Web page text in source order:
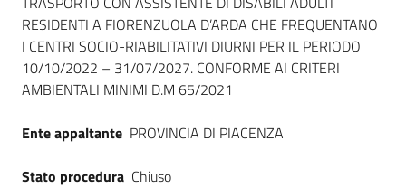
RESIDENTI A FIORENZUOLA D’ARDA CHE FREQUENTANO
I CENTRI SOCIO-RIABILITATIVI DIURNI PER IL PERIODO
10/10/2022 – 31/07/2027. CONFORME AI CRITERI
AMBIENTALI MINIMI D.M 65/2021
Ente appaltante PROVINCIA DI PIACENZA
Stato procedura Chiuso